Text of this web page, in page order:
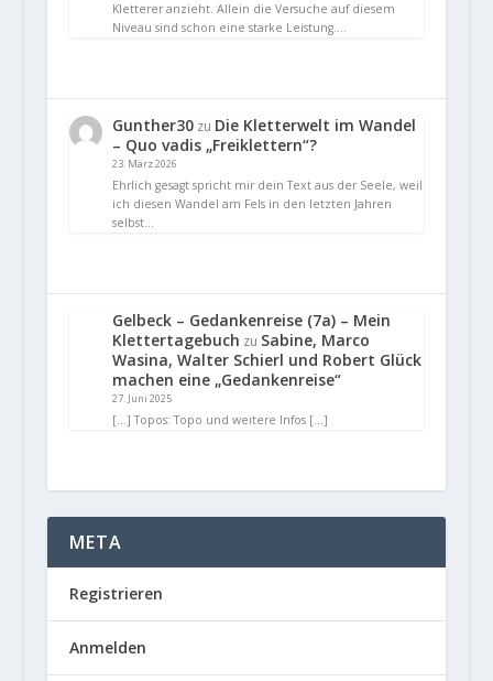
Kletterer anzieht. Allein die Versuche auf diesem
Niveau sind schon eine starke Leistung.…
Gunther30zu Die Kletterwelt im Wandel
– Quo vadis „Freiklettern“?
23. März 2026
Ehrlich gesagt spricht mir dein Text aus der Seele, weil
ich diesen Wandel am Fels in den letzten Jahren
selbst…
Gelbeck – Gedankenreise (7a) – Mein
Klettertagebuch zu Sabine, Marco
Wasina, Walter Schierl und Robert Glück
machen eine „Gedankenreise“
27. Juni 2025
[…] Topos: Topo und weitere Infos […]
META
Registrieren
Anmelden